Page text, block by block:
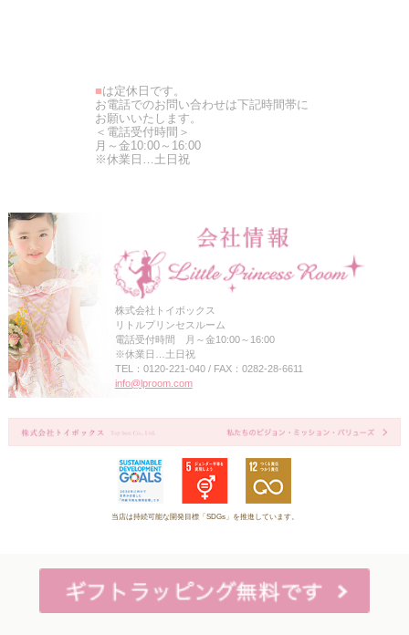
■は定休日です。
お電話でのお問い合わせは下記時間帯に
お願いいたします。
＜電話受付時間＞
月～金10:00～16:00
※休業日…土日祝
株式会社トイボックス
リトルプリンセスルーム
電話受付時間 月～金10:00～16:00
※休業日…土日祝
TEL：0120-221-040 / FAX：0282-28-6611
info@lproom.com
当店は持続可能な開発目標「SDGs」を推進しています。